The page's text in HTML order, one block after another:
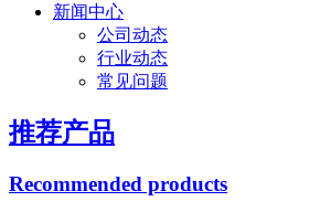
新闻中心
公司动态
行业动态
常见问题
推荐产品
Recommended products